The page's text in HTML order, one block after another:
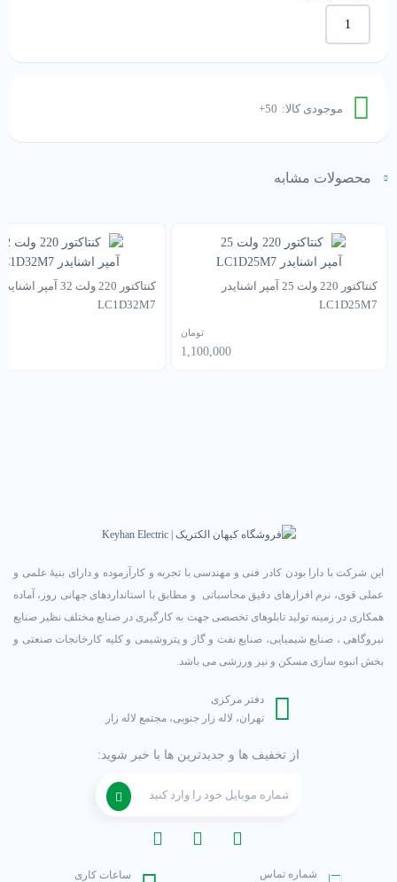
اشنایدر
عدد
موجودی کالا: 50+
محصولات مشابه
کنتاکتور 220 ولت 25 آمپر اشنایدر
LC1D25M7
1,100,000
تومان
کنتاکتور 220 ولت 32 آمپر اشنایدر
LC1D32M7
این شرکت با دارا بودن کادر فنی و مهندسی با تجربه و کارآزموده و دارای بنیۀ علمی و
عملی قوی، نرم افزارهای دقیق محاسباتی و مطابق با استانداردهای جهانی روز، آماده
همکاری در زمینه تولید تابلوهای تخصصی جهت به کارگیری در صنایع مختلف نظیر صنایع
نیروگاهی ، صنایع شیمیایی، صنایع نفت و گاز و پتروشیمی و کلیه کارخانجات صنعتی و
بخش انبوه سازی مسکن و نیز ورزشی می باشد.
شماره تماس ساعات کاری
دفتر مرکزی
تهران، لاله زار جنوبی، مجتمع لاله زار
از تخفیف ها و جدیدترین ها با خبر شوید: